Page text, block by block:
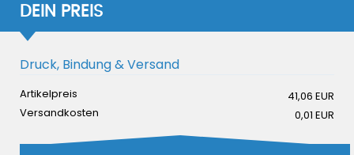
DEIN PREIS
Druck, Bindung & Versand
Artikelpreis
41,06 EUR
Versandkosten
0,01 EUR